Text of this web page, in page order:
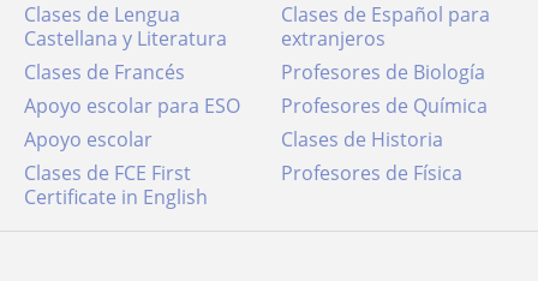
Clases de Lengua
Castellana y Literatura
Clases de Español para
extranjeros
Clases de Francés
Profesores de Biología
Apoyo escolar para ESO
Profesores de Química
Apoyo escolar
Clases de Historia
Clases de FCE First
Certificate in English
Profesores de Física